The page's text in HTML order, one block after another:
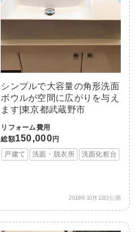
シンプルで大容量の角形洗面
ボウルが空間に広がりを与え
ます|東京都武蔵野市
リフォーム費用
総額150,000円
戸建て
洗面・脱衣所 洗面化粧台
2018年10月13日公開